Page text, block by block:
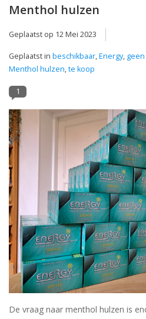
Shag accessoires
Aansteker
Headshop
Snoep
Aanbiedingen
Koffie en thee
Blog
Menthol hulzen
Geplaatst op 12 Mei 2023
Geplaatst in beschikbaar,Energy,
Menthol hulzen,te koop
1
De vraag naar menthol hulzen is